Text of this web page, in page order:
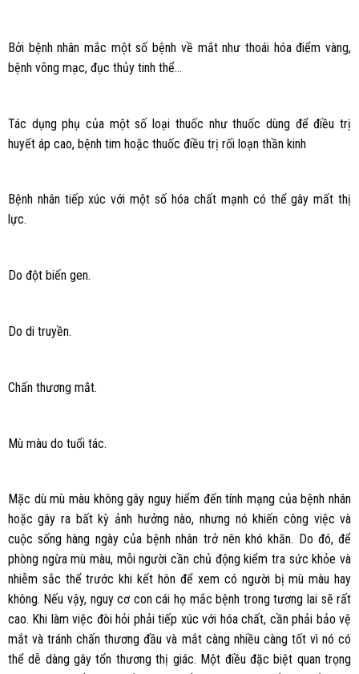
Bởi bệnh nhân mắc một số bệnh về mắt như thoái hóa điểm vàng,
bệnh võng mạc, đục thủy tinh thể…
Tác dụng phụ của một số loại thuốc như thuốc dùng để điều trị
huyết áp cao, bệnh tim hoặc thuốc điều trị rối loạn thần kinh
Bệnh nhân tiếp xúc với một số hóa chất mạnh có thể gây mất thị
lực.
Do đột biến gen.
Do di truyền.
Chấn thương mắt.
Mù màu do tuổi tác.
Mặc dù mù màu không gây nguy hiểm đến tính mạng của bệnh nhân
hoặc gây ra bất kỳ ảnh hưởng nào, nhưng nó khiến công việc và
cuộc sống hàng ngày của bệnh nhân trở nên khó khăn. Do đó, để
phòng ngừa mù màu, mỗi người cần chủ động kiểm tra sức khỏe và
nhiễm sắc thể trước khi kết hôn để xem có người bị mù màu hay
không. Nếu vậy, nguy cơ con cái họ mắc bệnh trong tương lai sẽ rất
cao. Khi làm việc đòi hỏi phải tiếp xúc với hóa chất, cần phải bảo vệ
mắt và tránh chấn thương đầu và mắt càng nhiều càng tốt vì nó có
thể dễ dàng gây tổn thương thị giác. Một điều đặc biệt quan trọng